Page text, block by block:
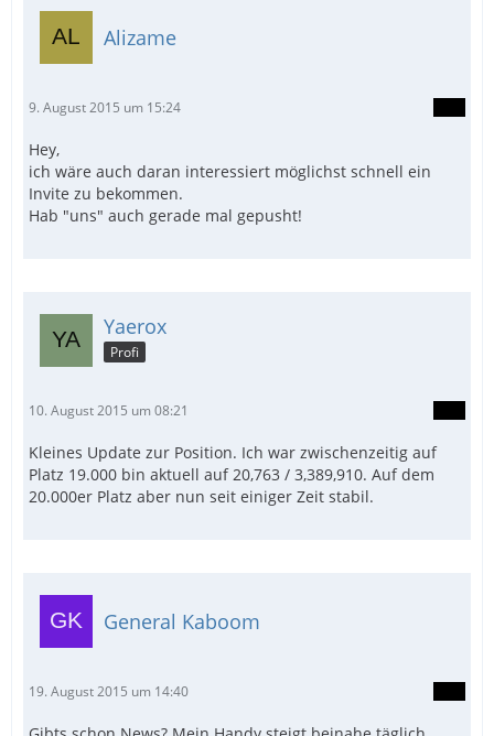
Alizame
9. August 2015 um 15:24
Hey,
ich wäre auch daran interessiert möglichst schnell ein
Invite zu bekommen.
Hab "uns" auch gerade mal gepusht!
Yaerox
Profi
10. August 2015 um 08:21
Kleines Update zur Position. Ich war zwischenzeitig auf
Platz 19.000 bin aktuell auf 20,763 / 3,389,910. Auf dem
20.000er Platz aber nun seit einiger Zeit stabil.
General Kaboom
19. August 2015 um 14:40